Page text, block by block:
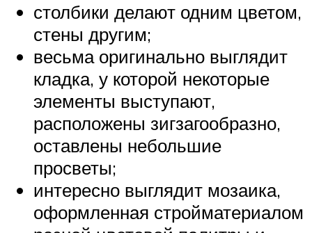
столбики делают одним цветом,
стены другим;
весьма оригинально выглядит
кладка, у которой некоторые
элементы выступают,
расположены зигзагообразно,
оставлены небольшие
просветы;
интересно выглядит мозаика,
оформленная стройматериалом